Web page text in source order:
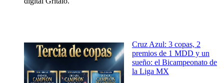
Cruz Azul: 3 copas, 2
premios de 1 MDD y un
sueño: el Bicampeonato de
la Liga MX